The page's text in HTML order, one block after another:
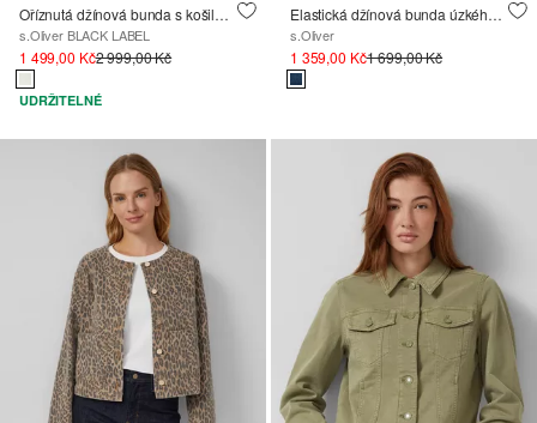
Oříznutá džínová bunda s košilovým límcem
s.Oliver BLACK LABEL
1 499,00 Kč2 999,00 Kč
UDRŽITELNÉ
Elastická džínová bunda úzkého střihu ze směsi bavlny
s.Oliver
1 359,00 Kč1 699,00 Kč